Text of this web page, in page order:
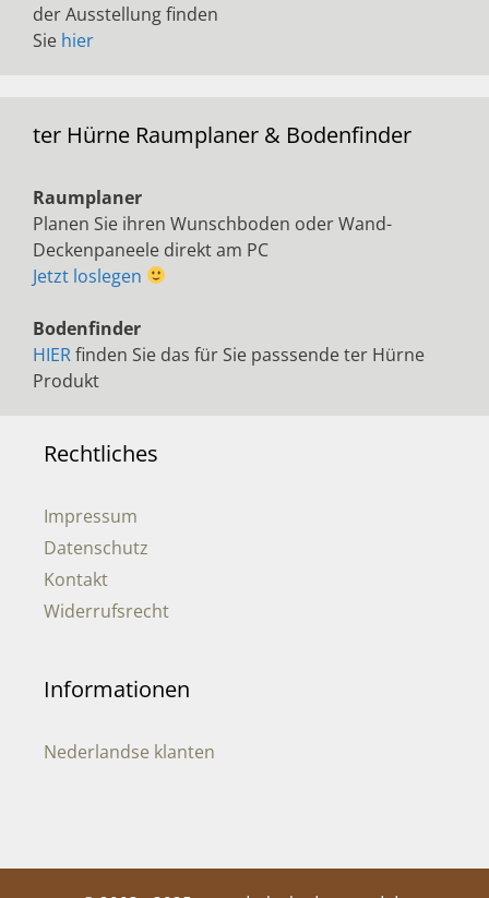
der Ausstellung finden
Sie hier
ter Hürne Raumplaner & Bodenfinder
Raumplaner
Planen Sie ihren Wunschboden oder Wand-
Deckenpaneele direkt am PC
Jetzt loslegen
Bodenfinder
HIERfinden Sie das für Sie passsende ter Hürne
Produkt
Rechtliches
Impressum
Datenschutz
Kontakt
Widerrufsrecht
Informationen
Nederlandse klanten